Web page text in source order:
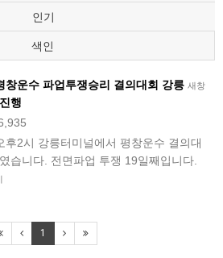
인기
색인
새창
창운수 파업투쟁승리 결의대회 강릉
행
후2시 강릉터미널에서 평창운수 결의대
습니다. 전면파업 투쟁 19일째입니다.
1